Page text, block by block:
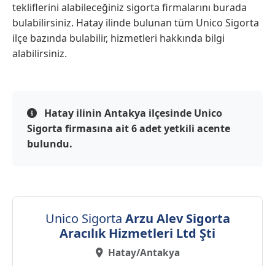
tekliflerini alabileceğiniz sigorta firmalarını burada
bulabilirsiniz. Hatay ilinde bulunan tüm Unico Sigorta
ilçe bazında bulabilir, hizmetleri hakkında bilgi
alabilirsiniz.
Hatay ilinin Antakya ilçesinde Unico
Sigorta firmasına ait 6 adet yetkili acente
bulundu.
Unico Sigorta Arzu Alev Sigorta
Aracılık Hizmetleri Ltd Şti
Hatay/Antakya